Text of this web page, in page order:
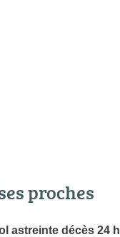
proches
astreinte décès 24 h